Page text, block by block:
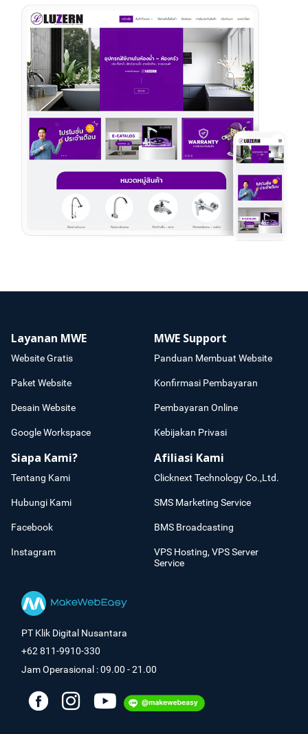
Layanan MWE
Website Gratis
Paket Website
Desain Website
Google Workspace
MWE Support
Panduan Membuat Website
Konfirmasi Pembayaran
Pembayaran Online
Kebijakan Privasi
Siapa Kami?
Tentang Kami
Hubungi Kami
Facebook
Instagram
Afiliasi Kami
Clicknext Technology Co.,Ltd.
SMS Marketing Service
BMS Broadcasting
VPS Hosting, VPS Server
Service
PT Klik Digital Nusantara
+62 811-9910-330
Jam Operasional : 09.00 - 21.00